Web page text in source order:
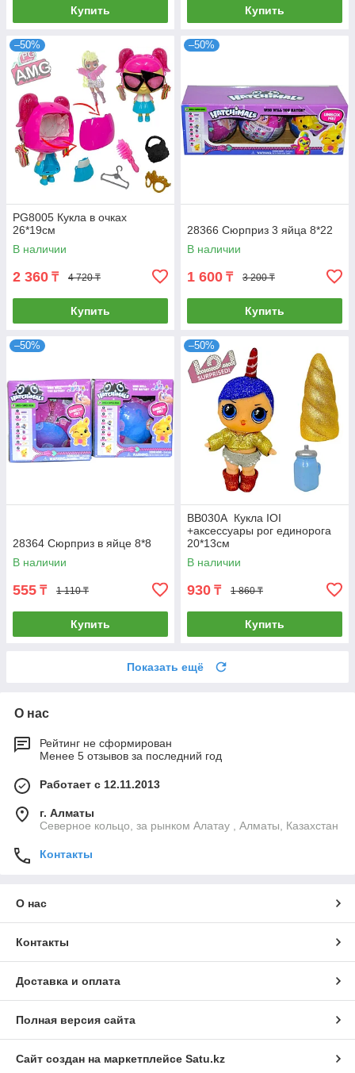
Купить Купить
–50%
PG8005 Кукла в очках
26*19см
В наличии
2 360 ₸ 4 720 ₸
Купить
–50%
28366 Сюрприз 3 яйца 8*22
В наличии
1 600 ₸ 3 200 ₸
Купить
–50%
28364 Сюрприз в яйце 8*8
В наличии
555 ₸ 1 110 ₸
Купить
–50%
BB030A Кукла IOI
+аксессуары рог единорога
20*13см
В наличии
930 ₸ 1 860 ₸
Купить
Показать ещё
О нас
Рейтинг не сформирован
Менее 5 отзывов за последний год
Работает с 12.11.2013
г. Алматы
Северное кольцо, за рынком Алатау , Алматы, Казахстан
Контакты
О нас
Контакты
Доставка и оплата
Полная версия сайта
Сайт создан на маркетплейсе Satu.kz